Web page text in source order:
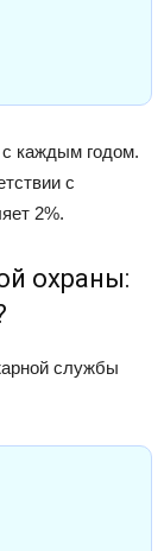
с каждым годом.
с
2%.
охраны:
службы